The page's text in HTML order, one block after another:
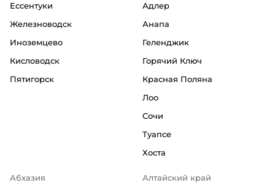
Ессентуки
Железноводск
Иноземцево
Кисловодск
Пятигорск
Адлер
Анапа
Геленджик
Горячий Ключ
Красная Поляна
Лоо
Сочи
Туапсе
Хоста
Абхазия
Алтайский край